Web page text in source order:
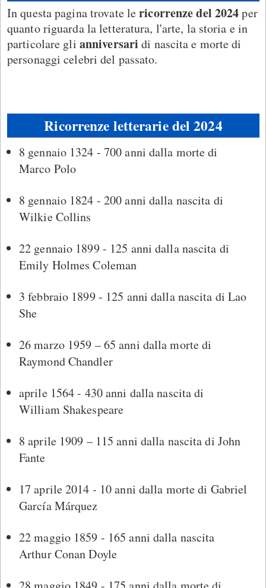
In questa pagina trovate lericorrenze del 2024per
quanto riguarda la letteratura, l'arte, la storia e in
particolare gli anniversari di nascita e morte di
personaggi celebri del passato.
Ricorrenze letterarie del 2024
8 gennaio 1324 - 700 anni dalla morte di
Marco Polo
8 gennaio 1824 - 200 anni dalla nascita di
Wilkie Collins
22 gennaio 1899 - 125 anni dalla nascita di
Emily Holmes Coleman
3 febbraio 1899 - 125 anni dalla nascita di Lao
She
26 marzo 1959 – 65 anni dalla morte di
Raymond Chandler
aprile 1564 - 430 anni dalla nascita di
William Shakespeare
8 aprile 1909 – 115 anni dalla nascita di John
Fante
17 aprile 2014 - 10 anni dalla morte di Gabriel
García Márquez
22 maggio 1859 - 165 anni dalla nascita
Arthur Conan Doyle